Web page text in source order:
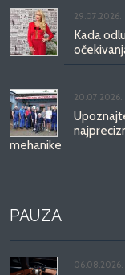
29.07.2026.
Kada
20.07.2026.
mehanike
PAUZA
06.08.2026.